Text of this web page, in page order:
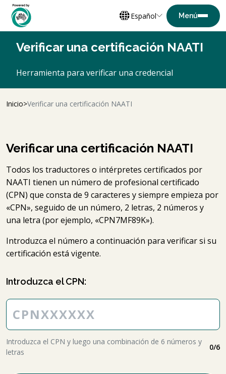
Español
Verificar una certificación NAATI
Herramienta para verificar una credencial
Inicio Verificar una certificación NAATI
Verificar una certificación NAATI
Todos los traductores o intérpretes certificados por
NAATI tienen un número de profesional certificado
(CPN) que consta de 9 caracteres y siempre empieza por
«CPN», seguido de un número, 2 letras, 2 números y
una letra (por ejemplo, «CPN7MF89K»).
Introduzca el número a continuación para verificar si su
certificación está vigente.
Introduzca el CPN:
Introduzca el CPN y luego una combinación de 6 números y
letras
0/6